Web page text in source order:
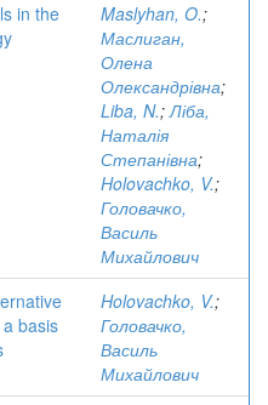
in the
Maslyhan, O.;
Маслиган,
Олена
Олександрівна;
Liba, N.;Ліба,
Наталія
Степанівна;
Holovachko, V.;
Головачко,
Василь
Михайлович
basis
Holovachko, V.;
Головачко,
Василь
Михайлович